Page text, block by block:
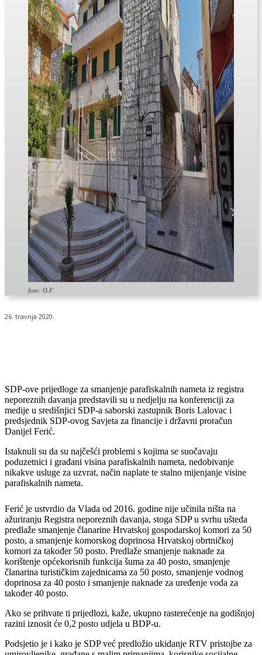
foto: O.F.
26. travnja 2020.
SDP-ove prijedloge za smanjenje parafiskalnih nameta iz registra
neporeznih davanja predstavili su u nedjelju na konferenciji za
medije u središnjici SDP-a saborski zastupnik Boris Lalovac i
predsjednik SDP-ovog Savjeta za financije i državni proračun
Danijel Ferić.
Istaknuli su da su najčešći problemi s kojima se suočavaju
poduzetnici i građani visina parafiskalnih nameta, nedobivanje
nikakve usluge za uzvrat, način naplate te stalno mijenjanje visine
parafiskalnih nameta.
Ferić je ustvrdio da Vlada od 2016. godine nije učinila ništa na
ažuriranju Registra neporeznih davanja, stoga SDP u svrhu ušteda
predlaže smanjenje članarine Hrvatskoj gospodarskoj komori za 50
posto, a smanjenje komorskog doprinosa Hrvatskoj obrtničkoj
komori za također 50 posto. Predlaže smanjenje naknade za
korištenje općekorisnih funkcija šuma za 40 posto, smanjenje
članarina turističkim zajednicama za 50 posto, smanjenje vodnog
doprinosa za 40 posto i smanjenje naknade za uređenje voda za
također 40 posto.
Ako se prihvate ti prijedlozi, kaže, ukupno rasterećenje na godišnjoj
razini iznosit će 0,2 posto udjela u BDP-u.
Podsjetio je i kako je SDP već predložio ukidanje RTV pristojbe za